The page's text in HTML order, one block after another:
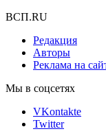
ВСП.RU
Редакция
Авторы
Реклама на
Мы в соцсетях
VKontakte
Twitter